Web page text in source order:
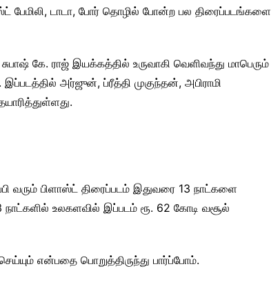
பேமிலி, டாடா, போர் தொழில் போன்ற பல திரைப்படங்களை
கே. ராஜ் இயக்கத்தில் உருவாகி வெளிவந்து மாபெரும்
அர்ஜுன், ப்ரீத்தி முகுந்தன், அபிராமி
வரும் பிளாஸ்ட் திரைப்படம் இதுவரை 13 நாட்களை
உலகளவில் இப்படம் ரூ. 62 கோடி வசூல்
என்பதை பொறுத்திருந்து பார்ப்போம்.